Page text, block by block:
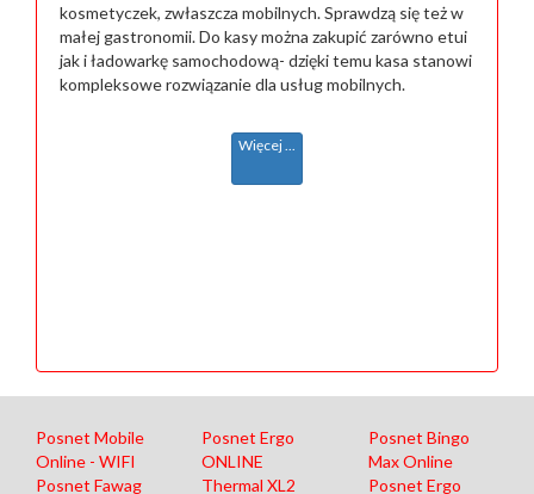
kosmetyczek, zwłaszcza mobilnych. Sprawdzą się też w
małej gastronomii. Do kasy można zakupić zarówno etui
jak i ładowarkę samochodową- dzięki temu kasa stanowi
kompleksowe rozwiązanie dla usług mobilnych.
Więcej ...
Posnet Mobile
Online - WIFI
Posnet Ergo
ONLINE
Posnet Bingo
Max Online
Posnet Fawag
Thermal XL2 Posnet Ergo